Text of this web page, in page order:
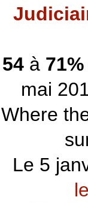
54à 71%
mai
Where
Le 5